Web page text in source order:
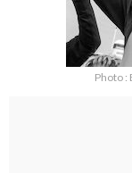
Photo :